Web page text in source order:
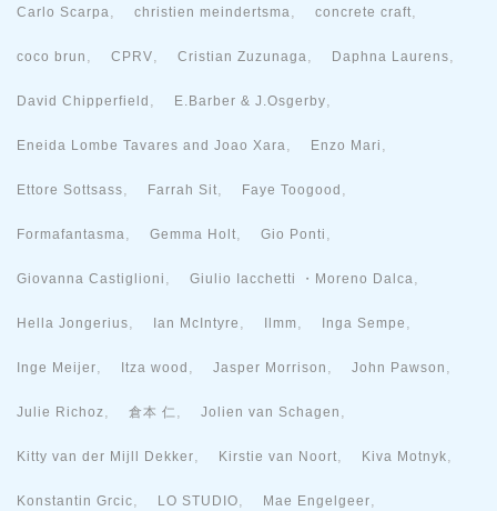
Carlo Scarpa , christien meindertsma , concrete craft,
coco brun , CPRV, Cristian Zuzunaga , Daphna Laurens,
David Chipperfield , E.Barber & J.Osgerby,
Eneida Lombe Tavares and Joao Xara , Enzo Mari ,
Ettore Sottsass, Farrah Sit, Faye Toogood ,
Formafantasma , Gemma Holt, Gio Ponti ,
Giovanna Castiglioni , Giulio Iacchetti ・Moreno Dalca ,
Hella Jongerius, Ian McIntyre , Ilmm, Inga Sempe ,
Inge Meijer, Itza wood , Jasper Morrison , John Pawson ,
Julie Richoz, 倉本 仁 , Jolien van Schagen ,
Kitty van der Mijll Dekker, Kirstie van Noort, Kiva Motnyk,
Konstantin Grcic, LO STUDIO, Mae Engelgeer,